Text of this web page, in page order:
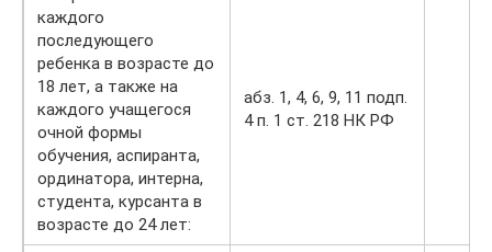
каждого
последующего
ребенка в возрасте до
18 лет, а также на
каждого учащегося
очной формы
обучения, аспиранта,
ординатора, интерна,
студента, курсанта в
возрасте до 24 лет:
абз. 1, 4, 6, 9, 11 подп.
4 п. 1 ст. 218 НК РФ